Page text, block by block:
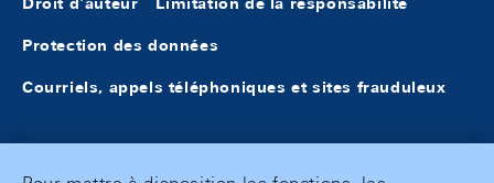
Protection des données
Courriels, appels téléphoniques et sites frauduleux